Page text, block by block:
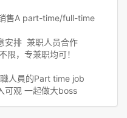
售A part-time/full-time
安排 兼职人员合作
限，专兼职均可！
人員的Part time job
可观 一起做大boss